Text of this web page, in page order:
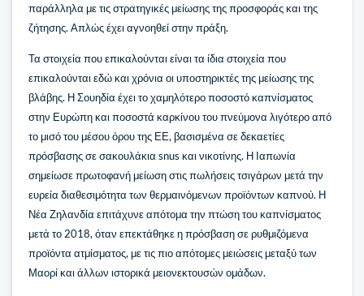
παράλληλα με τις στρατηγικές μείωσης της προσφοράς και της
ζήτησης. Απλώς έχει αγνοηθεί στην πράξη.
Τα στοιχεία που επικαλούνται είναι τα ίδια στοιχεία που
επικαλούνται εδώ και χρόνια οι υποστηρικτές της μείωσης της
βλάβης. Η Σουηδία έχει το χαμηλότερο ποσοστό καπνίσματος
στην Ευρώπη και ποσοστά καρκίνου του πνεύμονα λιγότερο από
το μισό του μέσου όρου της ΕΕ, βασισμένα σε δεκαετίες
πρόσβασης σε σακουλάκια snus και νικοτίνης. Η Ιαπωνία
σημείωσε πρωτοφανή μείωση στις πωλήσεις τσιγάρων μετά την
ευρεία διαθεσιμότητα των θερμαινόμενων προϊόντων καπνού. Η
Νέα Ζηλανδία επιτάχυνε απότομα την πτώση του καπνίσματος
μετά το 2018, όταν επεκτάθηκε η πρόσβαση σε ρυθμιζόμενα
προϊόντα ατμίσματος, με τις πιο απότομες μειώσεις μεταξύ των
Μαορί και άλλων ιστορικά μειονεκτουσών ομάδων.